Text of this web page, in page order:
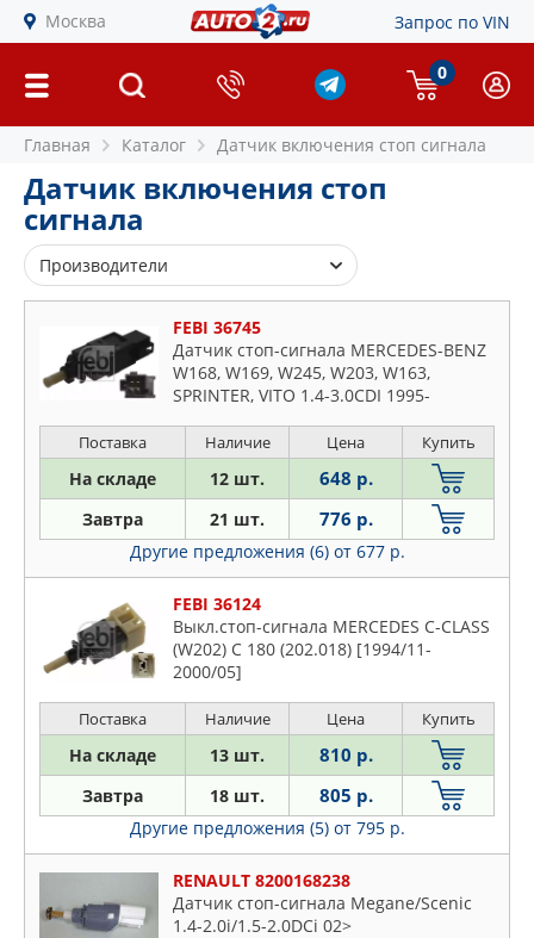
Москва Запрос по VIN
0
Главная Каталог Датчик включения стоп сигнала
Датчик включения стоп
сигнала
Производители
AMD
ASAM S.A.
BLUE PRINT
CUB
DOMINANT
EPS
FEBI
GALLANT
HELLA
HONDA
HYUNDAI-KIA
IVECO
FEBI 36745
Датчик стоп-сигнала MERCEDES-BENZ
W168, W169, W245, W203, W163,
SPRINTER, VITO 1.4-3.0CDI 1995-
Поставка Наличие Цена Купить
На складе 12 шт. 648 р.
Завтра 21 шт. 776 р.
Другие предложения (6) от 677 р.
FEBI 36124
Выкл.стоп-сигнала MERCEDES C-CLASS
(W202) C 180 (202.018) [1994/11-
2000/05]
Поставка Наличие Цена Купить
На складе 13 шт. 810 р.
Завтра 18 шт. 805 р.
Другие предложения (5) от 795 р.
RENAULT 8200168238
Датчик стоп-сигнала Megane/Scenic
1.4-2.0i/1.5-2.0DCi 02>